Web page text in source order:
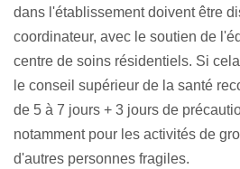
dans l'établissement doivent être
coordinateur, avec le soutien de
centre de soins résidentiels. Si
le conseil supérieur de la santé
de 5 à 7 jours + 3 jours de
notamment pour les activités de
d'autres personnes fragiles.